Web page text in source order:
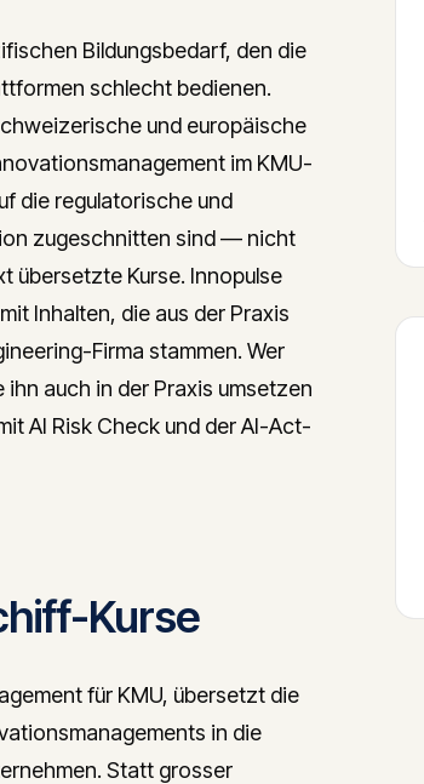
Bildungsbedarf, den die
schlecht bedienen.
und europäische
im KMU-
die regulatorische und
zugeschnitten sind — nicht
übersetzte Kurse. Innopulse
Inhalten, die aus der Praxis
Firma stammen. Wer
auch in der Praxis umsetzen
AI Risk Check und der AI-Act-
Kurse
für KMU, übersetzt die
in die
Statt grosser